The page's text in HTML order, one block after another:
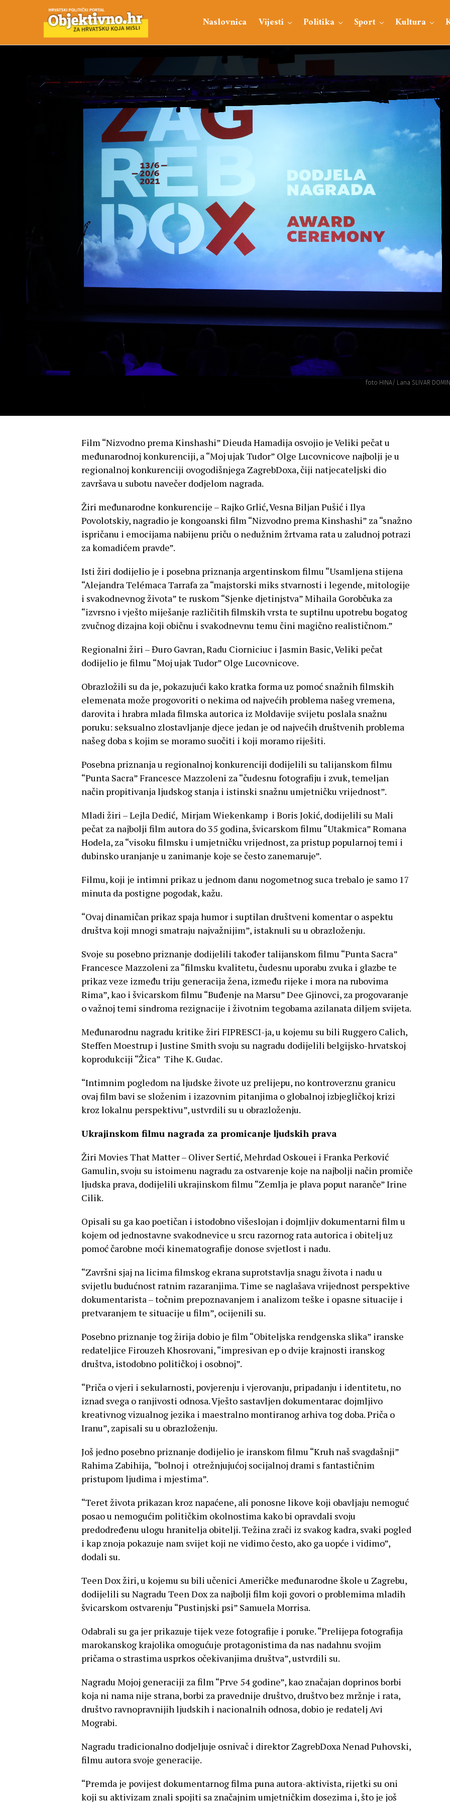
Naslovnica Vijesti Politika Sport Kultura
foto HINA/ Lana SLIVAR
Film “Nizvodno prema Kinshashi” Dieuda Hamadija osvojio je Veliki pečat u
međunarodnoj konkurenciji, a “Moj ujak Tudor” Olge Lucovnicove najbolji je u
regionalnoj konkurenciji ovogodišnjega ZagrebDoxa, čiji natjecateljski dio
završava u subotu navečer dodjelom nagrada.
Žiri međunarodne konkurencije – Rajko Grlić, Vesna Biljan Pušić i Ilya
Povolotskiy, nagradio je kongoanski film “Nizvodno prema Kinshashi” za “snažno
ispričanu i emocijama nabijenu priču o nedužnim žrtvama rata u zaludnoj potrazi
za komadićem pravde”.
Isti žiri dodijelio je i posebna priznanja argentinskom filmu “Usamljena stijena
“Alejandra Telémaca Tarrafa za “majstorski miks stvarnosti i legende, mitologije
i svakodnevnog života” te ruskom “Sjenke djetinjstva” Mihaila Gorobčuka za
“izvrsno i vješto miješanje različitih filmskih vrsta te suptilnu upotrebu bogatog
zvučnog dizajna koji običnu i svakodnevnu temu čini magično realističnom.”
Regionalni žiri – Đuro Gavran, Radu Ciorniciuc i Jasmin Basic, Veliki pečat
dodijelio je filmu “Moj ujak Tudor” Olge Lucovnicove.
Obrazložili su da je, pokazujući kako kratka forma uz pomoć snažnih filmskih
elemenata može progovoriti o nekima od najvećih problema našeg vremena,
darovita i hrabra mlada filmska autorica iz Moldavije svijetu poslala snažnu
poruku: seksualno zlostavljanje djece jedan je od najvećih društvenih problema
našeg doba s kojim se moramo suočiti i koji moramo riješiti.
Posebna priznanja u regionalnoj konkurenciji dodijelili su talijanskom filmu
“Punta Sacra” Francesce Mazzoleni za “čudesnu fotografiju i zvuk, temeljan
način propitivanja ljudskog stanja i istinski snažnu umjetničku vrijednost”.
Mladi žiri – Lejla Dedić, Mirjam Wiekenkamp i Boris Jokić, dodijelili su Mali
pečat za najbolji film autora do 35 godina, švicarskom filmu “Utakmica” Romana
Hodela, za “visoku filmsku i umjetničku vrijednost, za pristup popularnoj temi i
dubinsko uranjanje u zanimanje koje se često zanemaruje”.
Filmu, koji je intimni prikaz u jednom danu nogometnog suca trebalo je samo 17
minuta da postigne pogodak, kažu.
“Ovaj dinamičan prikaz spaja humor i suptilan društveni komentar o aspektu
društva koji mnogi smatraju najvažnijim”, istaknuli su u obrazloženju.
Svoje su posebno priznanje dodijelili također talijanskom filmu “Punta Sacra”
Francesce Mazzoleni za “filmsku kvalitetu, čudesnu uporabu zvuka i glazbe te
prikaz veze između triju generacija žena, između rijeke i mora na rubovima
Rima”, kao i švicarskom filmu “Buđenje na Marsu” Dee Gjinovci, za progovaranje
o važnoj temi sindroma rezignacije i životnim tegobama azilanata diljem svijeta.
Međunarodnu nagradu kritike žiri FIPRESCI-ja, u kojemu su bili Ruggero Calich,
Steffen Moestrup i Justine Smith svoju su nagradu dodijelili belgijsko-hrvatskoj
koprodukciji “Žica” Tihe K. Gudac.
“Intimnim pogledom na ljudske živote uz prelijepu, no kontroverznu granicu
ovaj film bavi se složenim i izazovnim pitanjima o globalnoj izbjegličkoj krizi
kroz lokalnu perspektivu”, ustvrdili su u obrazloženju.
Ukrajinskom filmu nagrada za promicanje ljudskih prava
Žiri Movies That Matter – Oliver Sertić, Mehrdad Oskouei i Franka Perković
Gamulin, svoju su istoimenu nagradu za ostvarenje koje na najbolji način promiče
ljudska prava, dodijelili ukrajinskom filmu “Zemlja je plava poput naranče” Irine
Cilik.
Opisali su ga kao poetičan i istodobno višeslojan i dojmljiv dokumentarni film u
kojem od jednostavne svakodnevice u srcu razornog rata autorica i obitelj uz
pomoć čarobne moći kinematografije donose svjetlost i nadu.
“Završni sjaj na licima filmskog ekrana suprotstavlja snagu života i nadu u
svijetlu budućnost ratnim razaranjima. Time se naglašava vrijednost perspektive
dokumentarista – točnim prepoznavanjem i analizom teške i opasne situacije i
pretvaranjem te situacije u film”, ocijenili su.
Posebno priznanje tog žirija dobio je film “Obiteljska rendgenska slika” iranske
redateljice Firouzeh Khosrovani, “impresivan ep o dvije krajnosti iranskog
društva, istodobno političkoj i osobnoj”.
“Priča o vjeri i sekularnosti, povjerenju i vjerovanju, pripadanju i identitetu, no
iznad svega o ranjivosti odnosa. Vješto sastavljen dokumentarac dojmljivo
kreativnog vizualnog jezika i maestralno montiranog arhiva tog doba. Priča o
Iranu”, zapisali su u obrazloženju.
Još jedno posebno priznanje dodijelio je iranskom filmu “Kruh naš svagdašnji”
Rahima Zabihija, “bolnoj i otrežnjujućoj socijalnoj drami s fantastičnim
pristupom ljudima i mjestima”.
“Teret života prikazan kroz napaćene, ali ponosne likove koji obavljaju nemoguć
posao u nemogućim političkim okolnostima kako bi opravdali svoju
predodređenu ulogu hranitelja obitelji. Težina zrači iz svakog kadra, svaki pogled
i kap znoja pokazuje nam svijet koji ne vidimo često, ako ga uopće i vidimo”,
dodali su.
Teen Dox žiri, u kojemu su bili učenici Američke međunarodne škole u Zagrebu,
dodijelili su Nagradu Teen Dox za najbolji film koji govori o problemima mladih
švicarskom ostvarenju “Pustinjski psi” Samuela Morrisa.
Odabrali su ga jer prikazuje tijek veze fotografije i poruke. “Prelijepa fotografija
marokanskog krajolika omogućuje protagonistima da nas nadahnu svojim
pričama o strastima usprkos očekivanjima društva”, ustvrdili su.
Nagradu Mojoj generaciji za film “Prve 54 godine”, kao značajan doprinos borbi
koja ni nama nije strana, borbi za pravednije društvo, društvo bez mržnje i rata,
društvo ravnopravnijih ljudskih i nacionalnih odnosa, dobio je redatelj Avi
Mograbi.
Nagradu tradicionalno dodjeljuje osnivač i direktor ZagrebDoxa Nenad Puhovski,
filmu autora svoje generacije.
“Premda je povijest dokumentarnog filma puna autora-aktivista, rijetki su oni
koji su aktivizam znali spojiti sa značajnim umjetničkim dosezima i, što je još